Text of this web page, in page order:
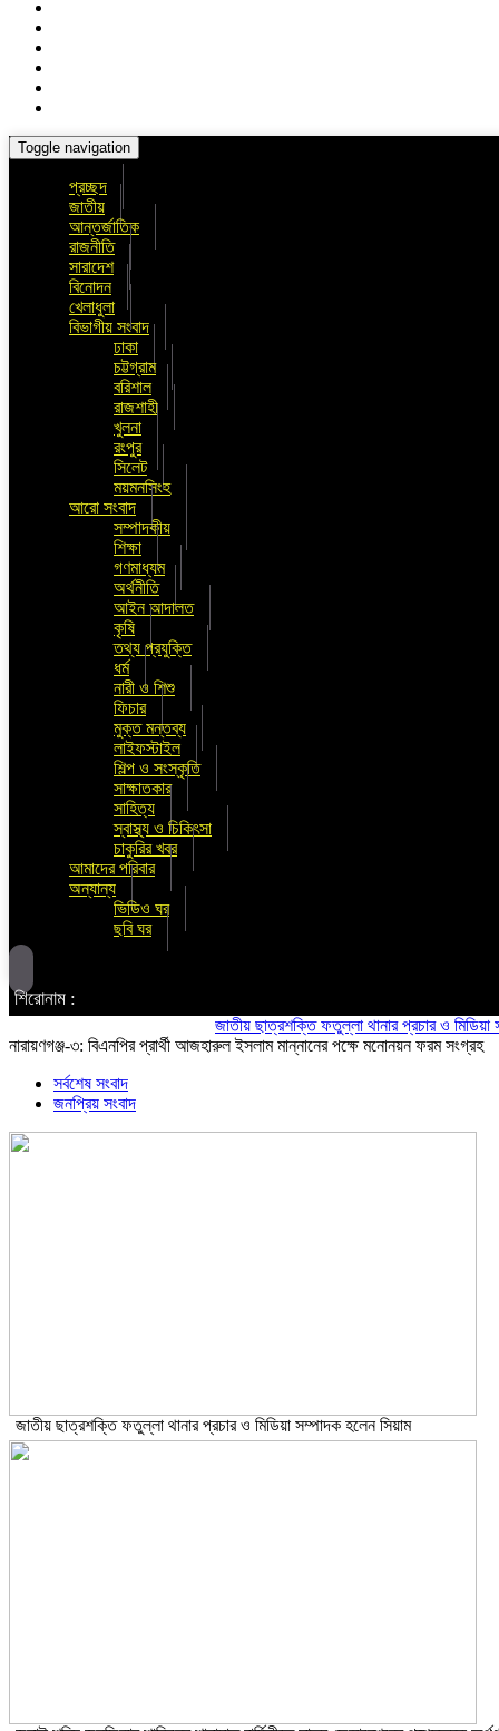
Toggle navigation
প্রচ্ছদ
জাতীয়
আন্তর্জাতিক
রাজনীতি
সারাদেশ
বিনোদন
খেলাধুলা
বিভাগীয় সংবাদ
ঢাকা
চট্টগ্রাম
বরিশাল
রাজশাহী
খুলনা
রংপুর
সিলেট
ময়মনসিংহ
আরো সংবাদ
সম্পাদকীয়
শিক্ষা
গণমাধ্যম
অর্থনীতি
আইন আদালত
কৃষি
তথ্য প্রযুক্তি
ধর্ম
নারী ও শিশু
ফিচার
মুক্ত মন্তব্য
লাইফস্টাইল
শিল্প ও সংস্কৃতি
সাক্ষাতকার
সাহিত্য
স্বাস্থ্য ও চিকিৎসা
চাকুরির খবর
আমাদের পরিবার
অন্যান্য
ভিডিও ঘর
ছবি ঘর
শিরোনাম :
জাতীয় ছাত্রশক্তি ফতুল্লা থানার প্রচার ও মিডিয়া সম্পাদক
নারায়ণগঞ্জ-৩: বিএনপির প্রার্থী আজহারুল ইসলাম মান্নানের পক্ষে মনোনয়ন ফরম সংগ্রহ
সর্বশেষ সংবাদ
জনপ্রিয় সংবাদ
জাতীয় ছাত্রশক্তি ফতুল্লা থানার প্রচার ও মিডিয়া সম্পাদক হলেন সিয়াম